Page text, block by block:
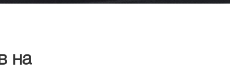
на